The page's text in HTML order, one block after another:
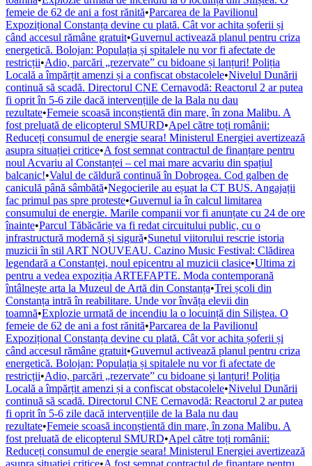
femeie de 62 de ani a fost rănită•Parcarea de la Pavilionul
Expozițional Constanța devine cu plată. Cât vor achita șoferii și
când accesul rămâne gratuit•Guvernul activează planul pentru criza
energetică. Bolojan: Populația și spitalele nu vor fi afectate de
restricții•Adio, parcări „rezervate” cu bidoane și lanțuri! Poliția
Locală a împărțit amenzi și a confiscat obstacolele•Nivelul Dunării
continuă să scadă. Directorul CNE Cernavodă: Reactorul 2 ar putea
fi oprit în 5-6 zile dacă intervențiile de la Bala nu dau
rezultate•Femeie scoasă inconștientă din mare, în zona Malibu. A
fost preluată de elicopterul SMURD•Apel către toți românii:
Reduceți consumul de energie seara! Ministerul Energiei avertizează
asupra situației critice•A fost semnat contractul de finanțare pentru
noul Acvariu al Constanței – cel mai mare acvariu din spațiul
balcanic!•Valul de căldură continuă în Dobrogea. Cod galben de
caniculă până sâmbătă•Negocierile au eșuat la CT BUS. Angajații
fac primul pas spre proteste•Guvernul ia în calcul limitarea
consumului de energie. Marile companii vor fi anunțate cu 24 de ore
înainte•Parcul Tăbăcărie va fi redat circuitului public, cu o
infrastructură modernă și sigură•Sunetul viitorului rescrie istoria
muzicii în stil ART NOUVEAU. Cazino Music Festival: Clădirea
legendară a Constanței, noul epicentru al muzicii clasice•Ultima zi
pentru a vedea expoziția ARTEFAPTE. Moda contemporană
întâlnește arta la Muzeul de Artă din Constanța•Trei școli din
Constanța intră în reabilitare. Unde vor învăța elevii din
toamnă•Explozie urmată de incendiu la o locuință din Siliștea. O
femeie de 62 de ani a fost rănită•Parcarea de la Pavilionul
Expozițional Constanța devine cu plată. Cât vor achita șoferii și
când accesul rămâne gratuit•Guvernul activează planul pentru criza
energetică. Bolojan: Populația și spitalele nu vor fi afectate de
restricții•Adio, parcări „rezervate” cu bidoane și lanțuri! Poliția
Locală a împărțit amenzi și a confiscat obstacolele•Nivelul Dunării
continuă să scadă. Directorul CNE Cernavodă: Reactorul 2 ar putea
fi oprit în 5-6 zile dacă intervențiile de la Bala nu dau
rezultate•Femeie scoasă inconștientă din mare, în zona Malibu. A
fost preluată de elicopterul SMURD•Apel către toți românii:
Reduceți consumul de energie seara! Ministerul Energiei avertizează
asupra situației critice•A fost semnat contractul de finanțare pentru